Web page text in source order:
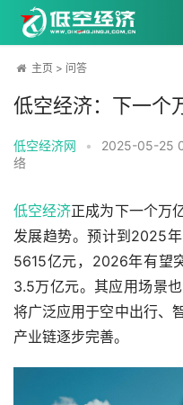
主页 > 问答
低空经济：下一个
低空经济网 • 2025-05-25
络
低空经济正成为下一个万
发展趋势。预计到2025
5615亿元，2026年有望
3.5万亿元。其应用场景
将广泛应用于空中出行、
产业链逐步完善。